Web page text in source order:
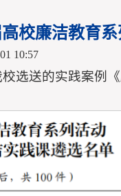
校廉洁教育
10:57
选送的实践案